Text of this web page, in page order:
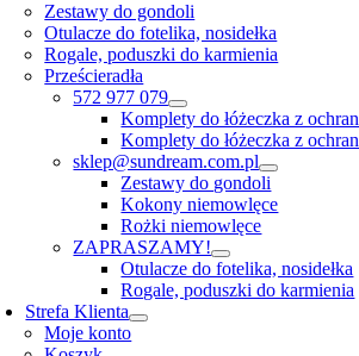
Zestawy do gondoli
Otulacze do fotelika, nosidełka
Rogale, poduszki do karmienia
Prześcieradła
572 977 079
Komplety do łóżeczka z
Komplety do łóżeczka z
sklep@sundream.com.pl
Zestawy do gondoli
Kokony niemowlęce
Rożki niemowlęce
ZAPRASZAMY!
Otulacze do fotelika, nosidełka
Rogale, poduszki do karmienia
Strefa Klienta
Moje konto